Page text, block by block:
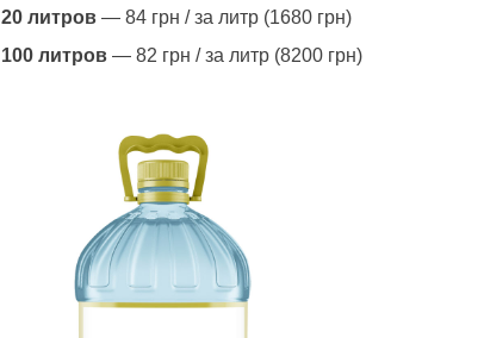
20 литров— 84 грн / за литр (1680 грн)
100 литров— 82 грн / за литр (8200 грн)